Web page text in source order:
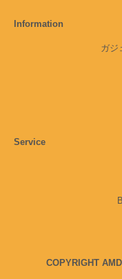
Information
ガジ
Service
COPYRIGHT